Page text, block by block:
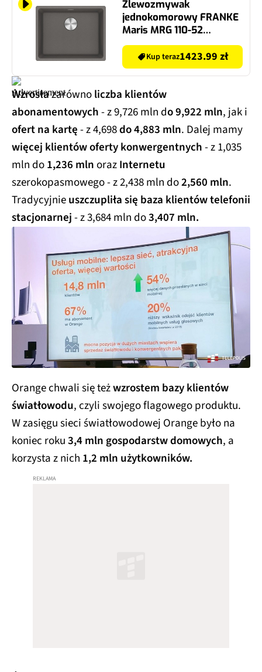
Zlewozmywak
jednokomorowy FRANKE
Maris MRG 110-52
125.0687.254 Kamienny
szary 43.3x55.3
Kup teraz1423.99 zł
Wzrosłazarównoliczba klientów
abonamentowych- z 9,726 mln do 9,922 mln, jak i
ofert na kartę- z 4,698do 4,883 mln. Dalej mamy
więcej klientów oferty konwergentnych- z 1,035
mln do1,236 mlnorazInternetu
szerokopasmowego - z 2,438 mln do2,560 mln.
Tradycyjnieuszczupliła się baza klientów telefonii
stacjonarnej- z 3,684 mln do3,407 mln.
Orange chwali się teżwzrostem bazy klientów
światłowodu, czyli swojego flagowego produktu.
W zasięgu sieci światłowodowej Orange było na
koniec roku3,4 mln gospodarstw domowych, a
korzysta z nich 1,2 mln użytkowników.